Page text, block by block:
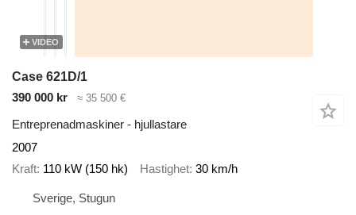
VIDEO
Case 621D/1
390 000 kr
≈ 35 500 €
Entreprenadmaskiner - hjullastare
2007
Kraft 110 kW (150 hk) Hastighet 30 km/h
Sverige, Stugun